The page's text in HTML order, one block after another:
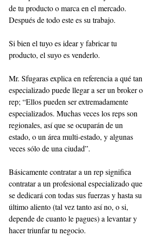
de tu producto o marca en el mercado.
Después de todo este es su trabajo.
Si bien el tuyo es idear y fabricar tu
producto, el suyo es venderlo.
Mr. Sfugaras explica en referencia a qué tan
especializado puede llegar a ser un broker o
rep; “Ellos pueden ser extremadamente
especializados. Muchas veces los reps son
regionales, así que se ocuparán de un
estado, o un área multi-estado, y algunas
veces sólo de una ciudad”.
Básicamente contratar a un rep significa
contratar a un profesional especializado que
se dedicará con todas sus fuerzas y hasta su
último aliento (tal vez tanto así no, o si,
depende de cuanto le pagues) a levantar y
hacer triunfar tu negocio.